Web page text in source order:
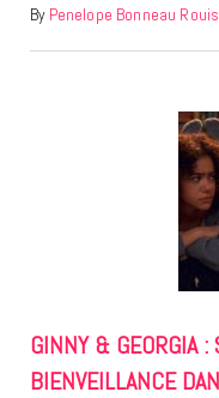
By Penelope Bonneau Rouis
GINNY & GEORGIA
BIENVEILLANCE